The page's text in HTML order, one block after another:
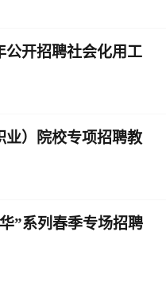
公开招聘社会化用工
业）院校专项招聘教
”系列春季专场招聘